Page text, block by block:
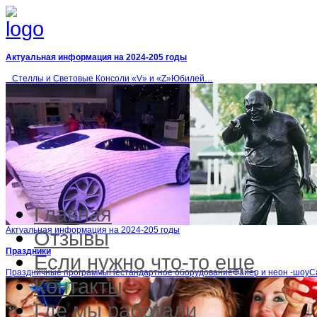
Актуальная информация на 2024-205 годы
Стеллы и Световые Консоли «V» и «Z»Юбилей…
Актуальная информация на 2024-205 годы
Праздники
Праздничные программыНестандартное оборудованиеФайер и неон -
Главная
Отзывы
Если нужно что-то еще
Контакты
Где мы работали